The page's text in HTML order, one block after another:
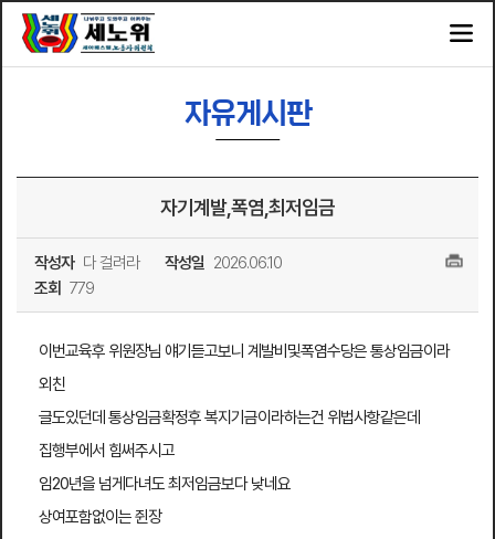
자유게시판
자기계발,폭염,최저임금
작성자 다 걸려라 작성일 2026.06.10
조회 779
이번교육후 위원장님 얘기듣고보니 계발비및폭염수당은 통상임금이라
외친
글도있던데 통상임금확정후 복지기금이라하는건 위법사항같은데
집행부에서 힘써주시고
임20년을 넘게다녀도 최저임금보다 낮네요
상여포함없이는 쥔장